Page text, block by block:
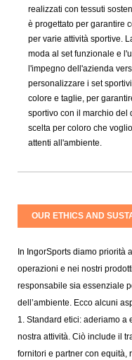
realizzati con tessuti
è progettato per garantire
per varie attività sportive.
moda al set funzionale e
l'impegno dell'azienda
personalizzare i set
colore e taglie, per
sportivo con il marchio del
scelta per coloro che
attenti all'ambiente.
OUR ETHICS AND
In IngorSports diamo priorità
operazioni e nei nostri
responsabile sia essenziale
dell’ambiente. Ecco alcuni
1. Standard etici: aderiamo a
nostra attività. Ciò include il
fornitori e partner con equità,